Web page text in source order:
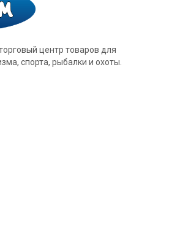
центр товаров для
спорта, рыбалки и охоты.